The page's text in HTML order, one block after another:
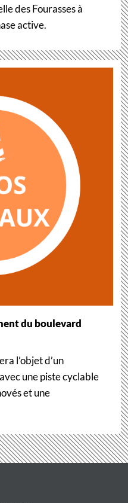
des Fourasses à
active.
du boulevard
l’objet d’un
une piste cyclable
et une